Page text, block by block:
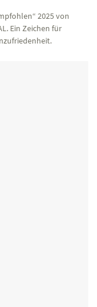
2025 von
Ein Zeichen für